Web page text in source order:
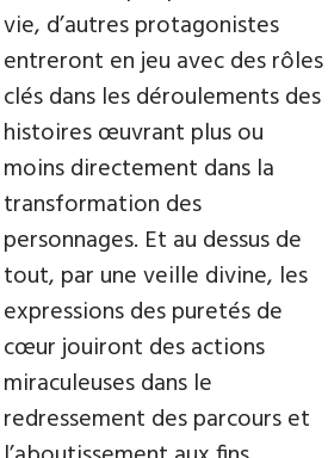
vie, d’autres protagonistes
entreront en jeu avec des rôles
clés dans les déroulements des
histoires œuvrant plus ou
moins directement dans la
transformation des
personnages. Et au dessus de
tout, par une veille divine, les
expressions des puretés de
cœur jouiront des actions
miraculeuses dans le
redressement des parcours et